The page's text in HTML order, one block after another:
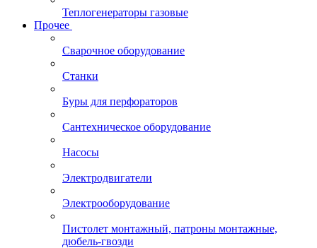
Теплогенераторы газовые
Прочее
Сварочное оборудование
Станки
Буры для перфораторов
Сантехническое оборудование
Насосы
Электродвигатели
Электрооборудование
Пистолет монтажный, патроны монтажные,
дюбель-гвозди